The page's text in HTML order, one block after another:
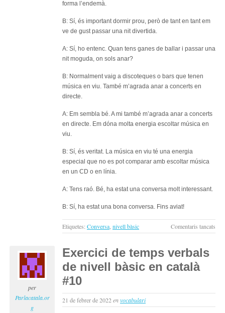
forma l’endemà.
B: Sí, és important dormir prou, però de tant en tant em
ve de gust passar una nit divertida.
A: Sí, ho entenc. Quan tens ganes de ballar i passar una
nit moguda, on sols anar?
B: Normalment vaig a discoteques o bars que tenen
música en viu. També m’agrada anar a concerts en
directe.
A: Em sembla bé. A mi també m’agrada anar a concerts
en directe. Em dóna molta energia escoltar música en
viu.
B: Sí, és veritat. La música en viu té una energia
especial que no es pot comparar amb escoltar música
en un CD o en línia.
A: Tens raó. Bé, ha estat una conversa molt interessant.
B: Sí, ha estat una bona conversa. Fins aviat!
Etiquetes: Conversa nivell bàsic Comentaris tancats
La
:
per
Parlacatala.or
g
Exercici de temps verbals
de nivell bàsic en català
#10
21 de febrer de 2022envocabulari